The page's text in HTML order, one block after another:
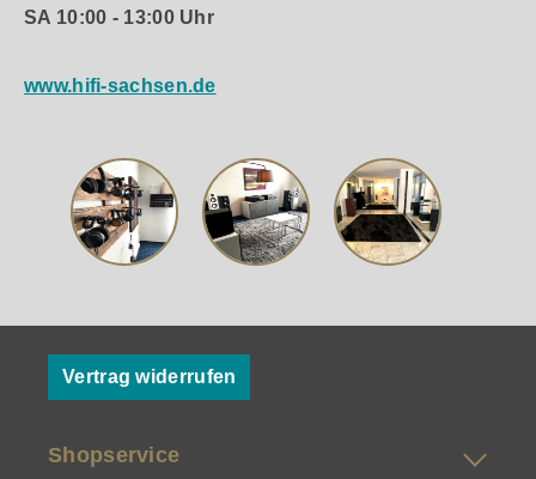
SA 10:00 - 13:00 Uhr
www.hifi-sachsen.de
Vertrag widerrufen
Shopservice